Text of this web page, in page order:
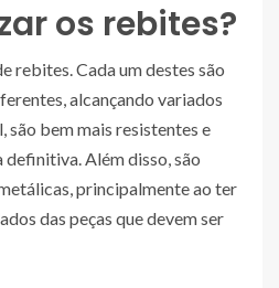
os rebites?
rebites. Cada um destes são
alcançando variados
são bem mais resistentes e
Além disso, são
principalmente ao ter
das peças que devem ser